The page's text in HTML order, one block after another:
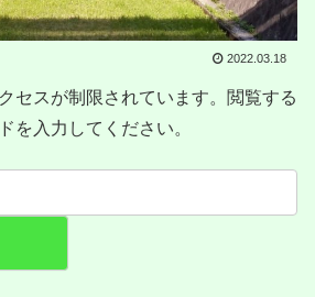
2022.03.18
セスが制限されています。閲覧する
を入力してください。